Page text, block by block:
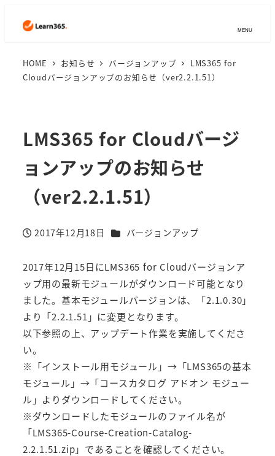
MENU
HOME お知らせ バージョンアップ
LMS365 for
Cloudバージョンアップのお知らせ（ver2.2.1.51）
LMS365 for Cloudバージ
ョンアップのお知らせ
（ver2.2.1.51）
投稿日
2017年12月18日 カテゴリー
バージョンアップ
2017年12月15日にLMS365 for Cloudバージョンア
ップ用の最新モジュールがダウンロード可能となり
ました。基本モジュールバージョンは、「2.1.0.30」
より「2.2.1.51」に変更となります。
以下参照の上、アップデート作業を実施してくださ
い。
※「インストール用モジュール」→「LMS365の基本
モジュール」→「コースカタログ アドオン モジュー
ル」よりダウンロードしてください。
※ダウンロードしたモジュールのファイル名が
「LMS365-Course-Creation-Catalog-
2.2.1.51.zip」であることを確認してください。